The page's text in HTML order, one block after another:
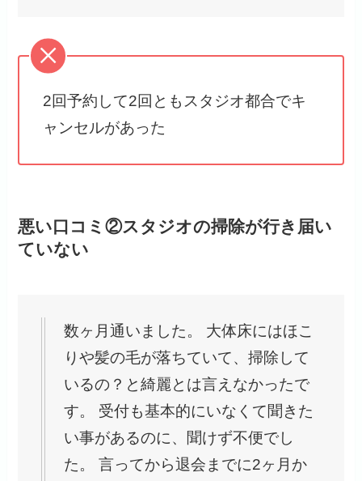
2回予約して2回ともスタジオ都合でキ
ャンセルがあった
悪い口コミ②スタジオの掃除が行き届い
ていない
数ヶ月通いました。 大体床にはほこ
りや髪の毛が落ちていて、掃除して
いるの？と綺麗とは言えなかったで
す。 受付も基本的にいなくて聞きた
い事があるのに、聞けず不便でし
た。 言ってから退会までに2ヶ月か